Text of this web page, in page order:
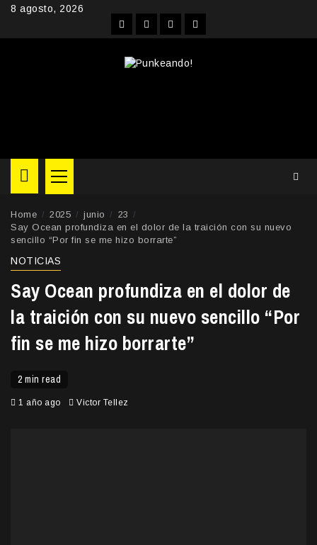
Skip8 agosto, 2026
FacebookInstagram
YouTubeTwitter
Primary
Menu
Home 2025 junio
23
Say Ocean profundiza en el dolor de la traición con su nuevo
sencillo “Por fin se me hizo borrarte”
NOTICIAS
Say Ocean profundiza en el dolor de
la traición con su nuevo sencillo “Por
fin se me hizo borrarte”
2 min read
1 año ago Victor Tellez